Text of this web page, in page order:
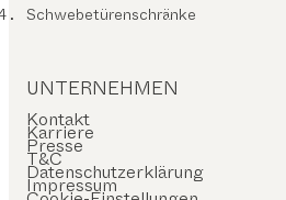
Schwebetürenschränke
UNTERNEHMEN
Kontakt
Karriere
Presse
T&C
Datenschutzerklärung
Impressum